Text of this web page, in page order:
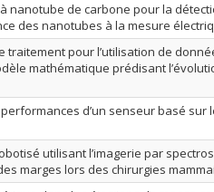
nanotube de carbone pour la
des nanotubes à la mesure
traitement pour l’utilisation de
mathématique prédisant
d’un senseur basé sur
utilisant l’imagerie par
marges lors des chirurgies